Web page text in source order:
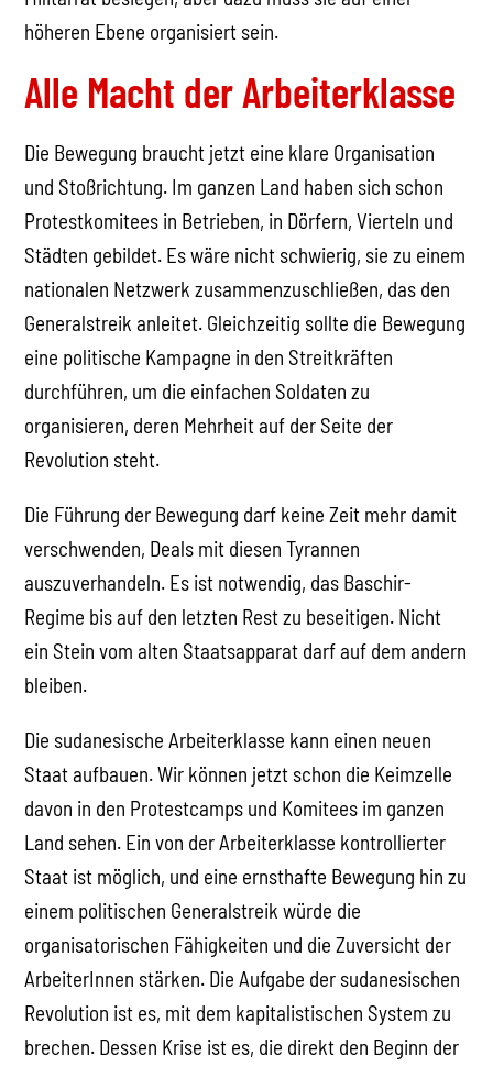
höheren Ebene organisiert sein.
Alle Macht der Arbeiterklasse
Die Bewegung braucht jetzt eine klare Organisation
und Stoßrichtung. Im ganzen Land haben sich schon
Protestkomitees in Betrieben, in Dörfern, Vierteln und
Städten gebildet. Es wäre nicht schwierig, sie zu einem
nationalen Netzwerk zusammenzuschließen, das den
Generalstreik anleitet. Gleichzeitig sollte die Bewegung
eine politische Kampagne in den Streitkräften
durchführen, um die einfachen Soldaten zu
organisieren, deren Mehrheit auf der Seite der
Revolution steht.
Die Führung der Bewegung darf keine Zeit mehr damit
verschwenden, Deals mit diesen Tyrannen
auszuverhandeln. Es ist notwendig, das Baschir-
Regime bis auf den letzten Rest zu beseitigen. Nicht
ein Stein vom alten Staatsapparat darf auf dem andern
bleiben.
Die sudanesische Arbeiterklasse kann einen neuen
Staat aufbauen. Wir können jetzt schon die Keimzelle
davon in den Protestcamps und Komitees im ganzen
Land sehen. Ein von der Arbeiterklasse kontrollierter
Staat ist möglich, und eine ernsthafte Bewegung hin zu
einem politischen Generalstreik würde die
organisatorischen Fähigkeiten und die Zuversicht der
ArbeiterInnen stärken. Die Aufgabe der sudanesischen
Revolution ist es, mit dem kapitalistischen System zu
brechen. Dessen Krise ist es, die direkt den Beginn der